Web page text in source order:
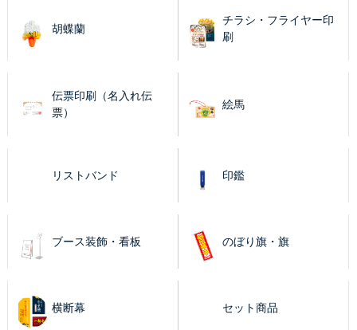
胡蝶蘭
チラシ・フライヤー印
刷
伝票印刷（名入れ伝
票）
絵馬
リストバンド 印鑑
ブース装飾・看板 のぼり旗・旗
横断幕 セット商品